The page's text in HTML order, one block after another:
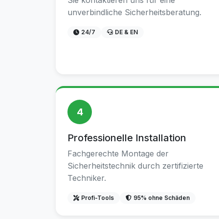
unverbindliche Sicherheitsberatung.
24/7 DE & EN
4
Professionelle Installation
Fachgerechte Montage der
Sicherheitstechnik durch zertifizierte
Techniker.
Profi-Tools 95% ohne Schäden